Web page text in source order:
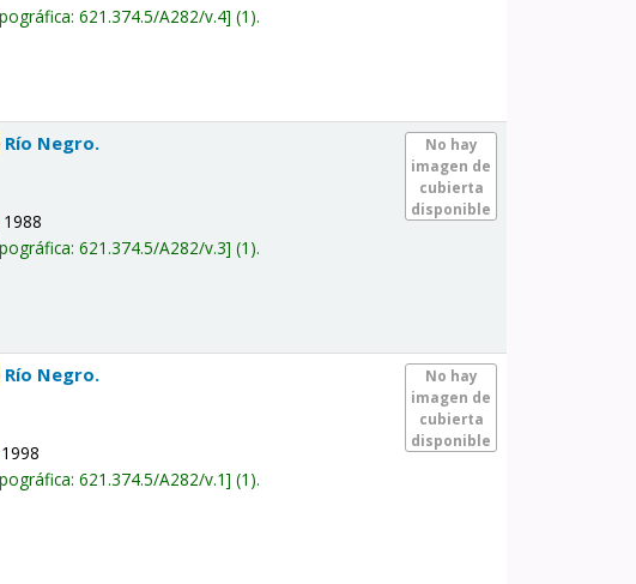
621.374.5/A282/v.4 (1).
No hay
imagen de
cubierta
disponible
Río Negro.
1988
621.374.5/A282/v.3 (1).
No hay
imagen de
cubierta
disponible
Río Negro.
621.374.5/A282/v.1 (1).